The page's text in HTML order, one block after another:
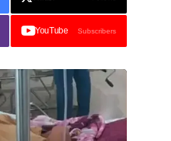
YouTube Subscribers